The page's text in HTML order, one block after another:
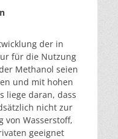
der in
für die Nutzung
Methanol seien
und mit hohen
liege daran, dass
nicht zur
von Wasserstoff,
geeignet